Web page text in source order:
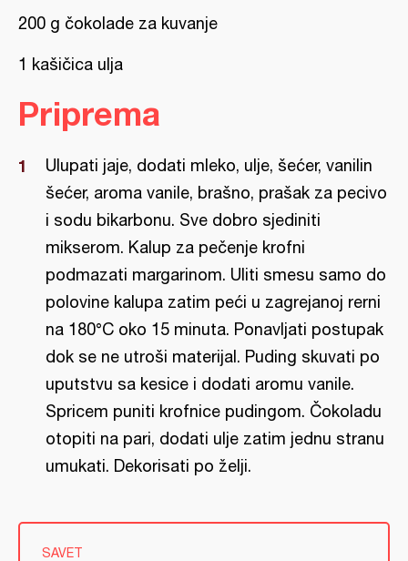
200 g čokolade za kuvanje
1 kašičica ulja
Priprema
Ulupati jaje, dodati mleko, ulje, šećer, vanilin
šećer, aroma vanile, brašno, prašak za pecivo
i sodu bikarbonu. Sve dobro sjediniti
mikserom. Kalup za pečenje krofni
podmazati margarinom. Uliti smesu samo do
polovine kalupa zatim peći u zagrejanoj rerni
na 180°C oko 15 minuta. Ponavljati postupak
dok se ne utroši materijal. Puding skuvati po
uputstvu sa kesice i dodati aromu vanile.
Spricem puniti krofnice pudingom. Čokoladu
otopiti na pari, dodati ulje zatim jednu stranu
umukati. Dekorisati po želji.
SAVET